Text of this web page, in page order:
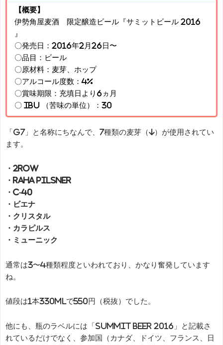
【概要】
伊勢角屋麦酒 限定醸造ビール『サミットビール 2016
』
〇発売日：2016年2月26日〜
〇品目：ビール
〇原材料：麦芽、ホップ
〇アルコール度数：4%
〇賞味期限：充填日より6ヵ月
〇 IBU （苦味の単位）：30
「G7」と名称にちなんで、7種類の麦芽（↓）が使用されてい
ます。
・2Row
・RAHA Pilsner
・C-40
・ビエナ
・クリスタル
・カラピルス
・ミューニック
通常は3〜4種類程度といわれており、かなり奮発しています
ね。
値段は1本330mlで550円（税抜）でした。
他にも、瓶のラベルには「SUMMIT BEER 2016」と記載さ
れているだけでなく、参加国（カナダ、ドイツ、フランス、日